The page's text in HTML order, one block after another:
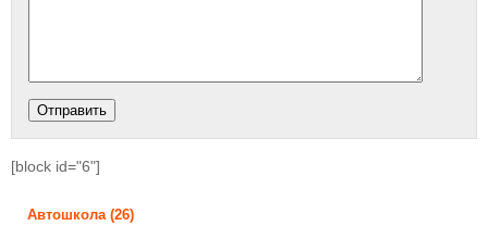
[block id="6"]
Автошкола(26)